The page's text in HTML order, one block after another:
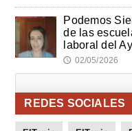
Podemos
de las
laboral del
🕔 02/05/2026
REDES SOCIALES